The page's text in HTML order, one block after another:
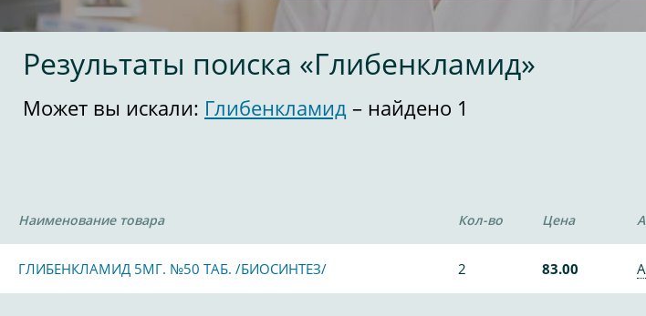
Результаты поиска «Глибенкламид»
Может вы искали: Глибенкламид – найдено 1
Наименование товара Кол-во Цена
ГЛИБЕНКЛАМИД 5МГ. №50 ТАБ. /БИОСИНТЕЗ/ 2 83.00